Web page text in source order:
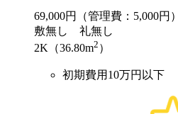
69,000円（管理費：5,000円）
敷無し 礼無し
2K（36.80m2 ）
初期費用10万円以下